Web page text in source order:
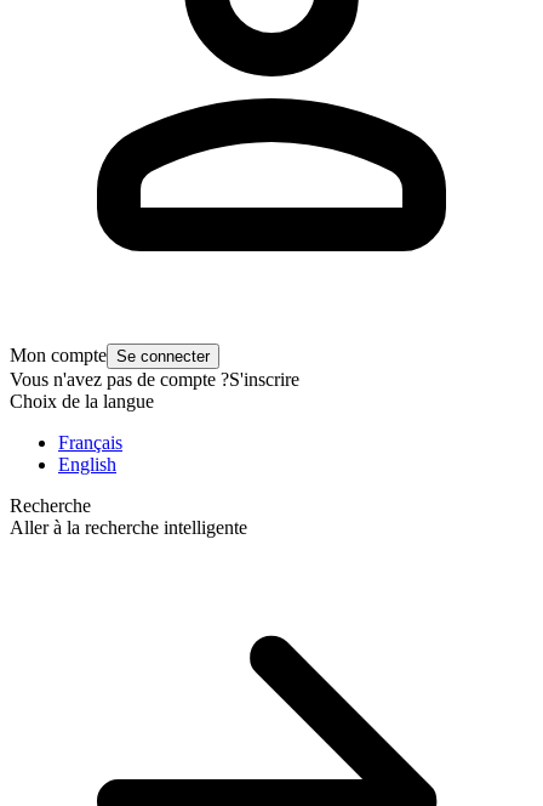
Mon compte Se connecter
Vous n'avez pas de compte ?S'inscrire
Choix de la langue
Français
English
Recherche
Aller à la recherche intelligente